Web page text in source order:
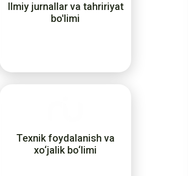
Ilmiy jurnallar va tahririyat
bo'limi
Texnik foydalanish va
xo‘jalik bo‘limi